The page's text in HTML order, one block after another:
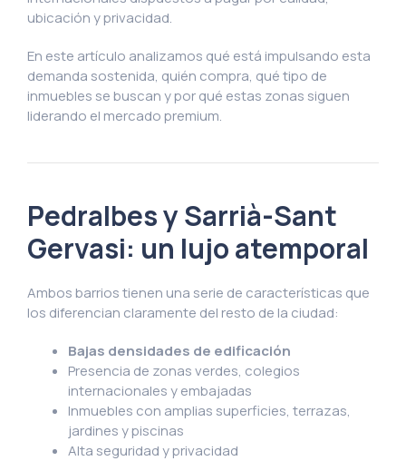
ubicación y privacidad.
En este artículo analizamos qué está impulsando esta
demanda sostenida, quién compra, qué tipo de
inmuebles se buscan y por qué estas zonas siguen
liderando el mercado premium.
Pedralbes y Sarrià-Sant
Gervasi: un lujo atemporal
Ambos barrios tienen una serie de características que
los diferencian claramente del resto de la ciudad:
Bajas densidades de edificación
Presencia de zonas verdes, colegios
internacionales y embajadas
Inmuebles con amplias superficies, terrazas,
jardines y piscinas
Alta seguridad y privacidad